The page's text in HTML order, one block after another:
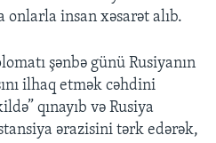
onlarla insan xəsarət alıb.
şənbə günü Rusiyanın
ilhaq etmək cəhdini
qınayıb və Rusiya
ərazisini tərk edərək,